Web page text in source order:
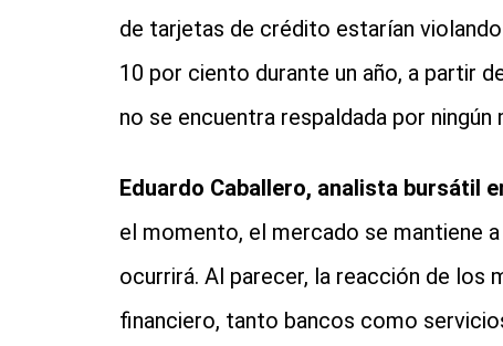
de tarjetas de crédito estarían
10 por ciento durante un año, a partir
no se encuentra respaldada por ningún
Eduardo Caballero, analista bursátil
el momento, el mercado se mantiene
ocurrirá. Al parecer, la reacción de los
financiero, tanto bancos como